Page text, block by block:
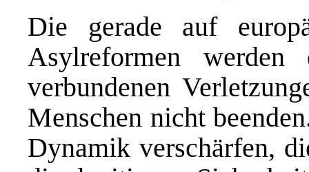
Die gerade auf
Asylreformen
verbundenen
Menschen nicht
Dynamik verschärfen,